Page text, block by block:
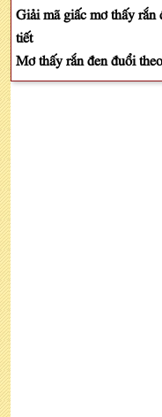
Giải mã giấc mơ thấy
tiết
Mơ thấy rắn đen đuổi